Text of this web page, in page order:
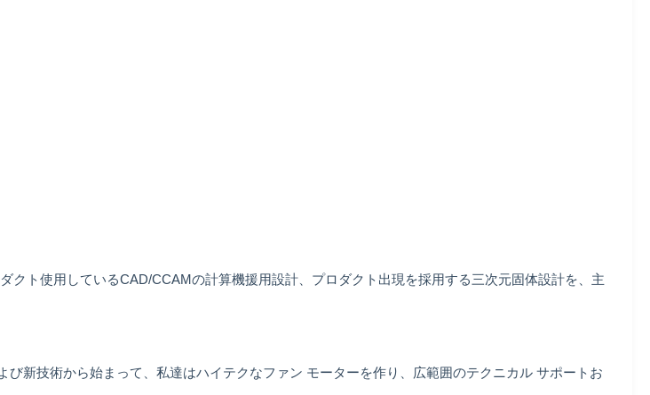
ト使用しているCAD/CCAMの計算機援用設計、プロダクト出現を採用する三次元固体設計を、主
新技術から始まって、私達はハイテクなファン モーターを作り、広範囲のテクニカル サポートお